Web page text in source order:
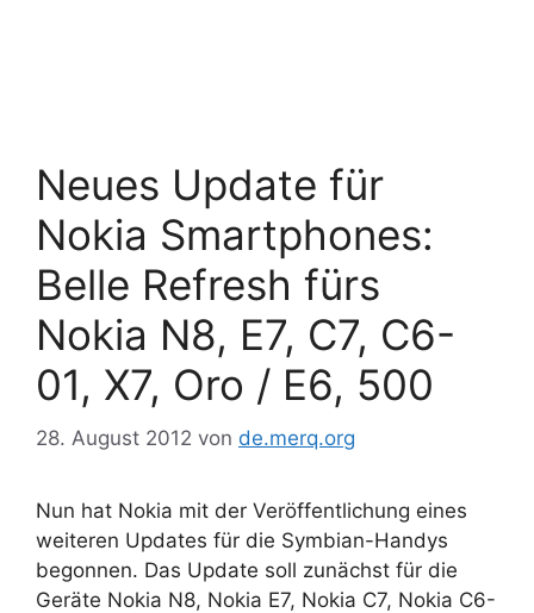
Neues Update für
Nokia Smartphones:
Belle Refresh fürs
Nokia N8, E7, C7, C6-
01, X7, Oro / E6, 500
28. August 2012 von de.merq.org
Nun hat Nokia mit der Veröffentlichung eines
weiteren Updates für die Symbian-Handys
begonnen. Das Update soll zunächst für die
Geräte Nokia N8, Nokia E7, Nokia C7, Nokia C6-